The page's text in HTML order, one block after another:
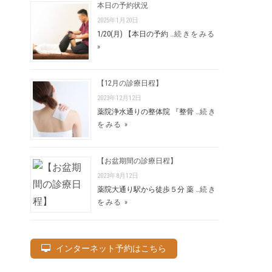
本日の予約状況
2025年1月20日
1/20(月) 【本日の予約 … 続きをみる
»
【12月の診療日程】
2023年12月12日
薬院浄水通りの整体院 『整骨 … 続き
をみる »
【お盆期間の診療日程】
2023年8月12日
薬院大通り駅から徒歩５分 薬 … 続き
をみる »
インターネット予約はこちら